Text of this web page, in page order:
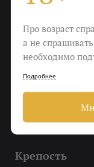
Абрикосы,
Еда
Рыба, белое
Крепость
Про возраст
а не
необходимо
Подробнее